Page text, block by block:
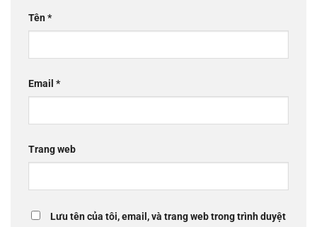
Tên*
Email *
Trang web
Lưu tên của tôi, email, và trang web trong trình duyệt